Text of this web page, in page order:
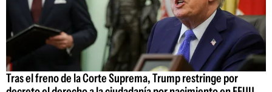
Tras el freno de la Corte Suprema, Trump restringe por